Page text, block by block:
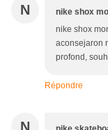
N nike shox
nike shox
aconsejaron
profond,
Répondre
N